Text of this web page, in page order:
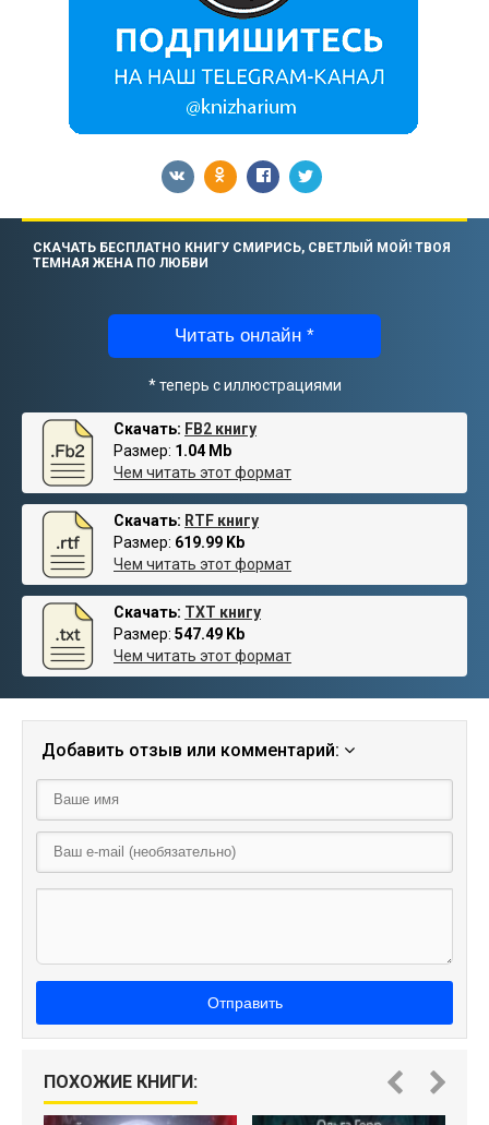
СКАЧАТЬ БЕСПЛАТНО КНИГУ СМИРИСЬ, СВЕТЛЫЙ МОЙ! ТВОЯ
ТЕМНАЯ ЖЕНА ПО ЛЮБВИ
Читать онлайн *
* теперь с иллюстрациями
Скачать: FB2 книгу
Размер: 1.04 Mb
Чем читать этот формат
Скачать: RTF книгу
Размер: 619.99 Kb
Чем читать этот формат
Скачать: TXT книгу
Размер: 547.49 Kb
Чем читать этот формат
Добавить отзыв или комментарий:
Отправить
ПОХОЖИЕ КНИГИ: